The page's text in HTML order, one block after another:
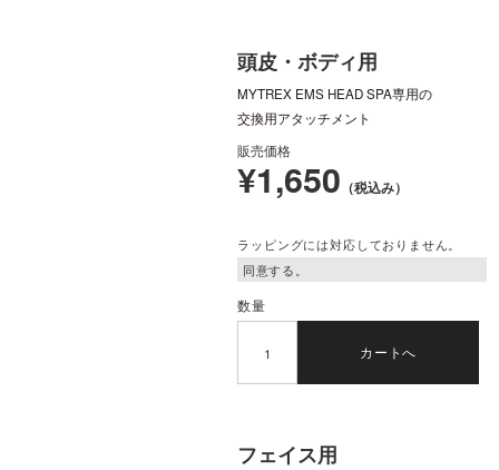
頭皮・ボディ用
MYTREX EMS HEAD SPA専用の
交換用アタッチメント
販売価格
¥1,650 （税込み）
ラッピングには対応しておりません。
数量
カートへ
フェイス用